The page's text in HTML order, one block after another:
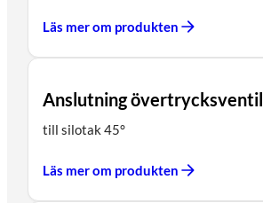
Läs mer om produkten
Anslutning
till silotak 45°
Läs mer om produkten